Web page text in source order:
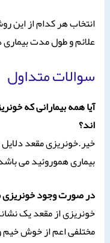
انتخاب هر کدام از این
علائم و طول مدت بیماری
سوالات متداول
آیا همه بیمارانی که
اند؟
خیر.خونریزی مقعد دلایل
بیماری هموروئید می
در صورت وجود
خونریزی از مقعد یک
مختلفی اعم از خوش